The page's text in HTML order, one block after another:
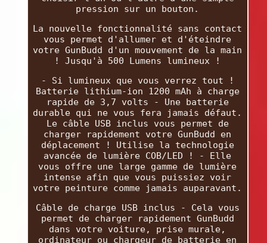
pression sur un bouton.
La nouvelle fonctionnalité sans contact
vous permet d'allumer et d'éteindre
votre GunBudd d'un mouvement de la main
! Jusqu'à 500 Lumens lumineux !
- Si lumineux que vous verrez tout !
Batterie lithium-ion 1200 mAh à charge
rapide de 3,7 volts - Une batterie
durable qui ne vous fera jamais défaut.
Le câble USB inclus vous permet de
charger rapidement votre GunBudd en
déplacement ! Utilise la technologie
avancée de lumière COB/LED ! - Elle
vous offre une large gamme de lumière
intense afin que vous puissiez voir
votre peinture comme jamais auparavant.
Câble de charge USB inclus - Cela vous
permet de charger rapidement GunBudd
dans votre voiture, prise murale,
ordinateur ou chargeur de batterie en